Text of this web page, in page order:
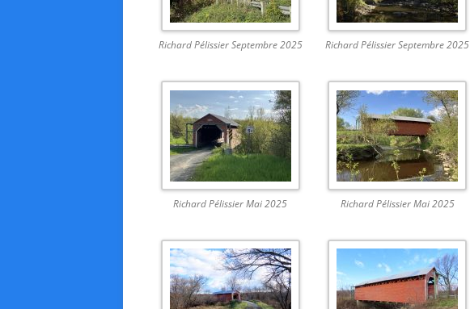
Richard Pélissier Septembre 2025 Richard Pélissier Septembre 2025
Richard Pélissier Mai 2025 Richard Pélissier Mai 2025